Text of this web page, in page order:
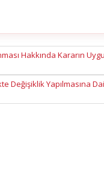
Hakkında Kararın
Değişiklik Yapılmasına